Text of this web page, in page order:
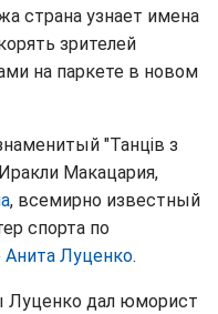
страна узнает имена
зрителей
на паркете в новом
"Танців з
Макацария,
, всемирно известный
спорта по
Анита Луценко.
Луценко дал юморист